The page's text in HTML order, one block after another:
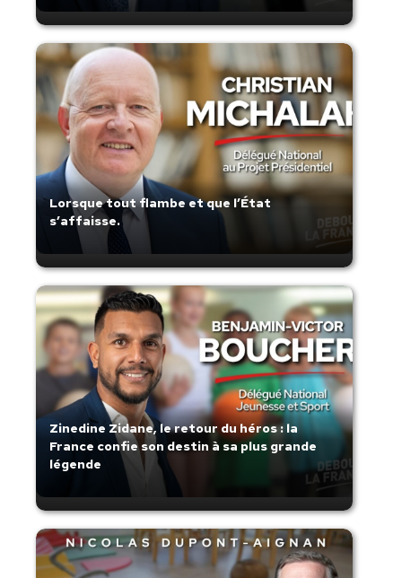
Lorsque tout flambe et que l’État
s’affaisse.
Zinedine Zidane, le retour du héros : la
France confie son destin à sa plus grande
légende